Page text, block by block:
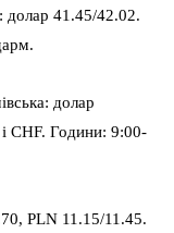
долар 41.45/42.02.
долар
CHF. Години: 9:00-
PLN 11.15/11.45.